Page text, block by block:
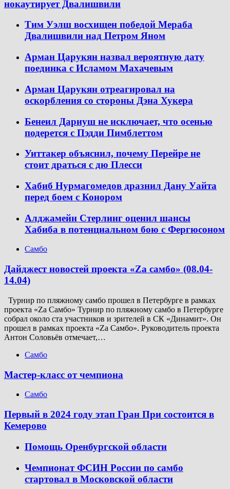
нокаутирует Двалишвили
Тим Уэлш восхищен победой Мераба
Двалишвили над Петром Яном
Арман Царукян назвал вероятную дату
поединка с Исламом Махачевым
Арман Царукян отреагировал на
оскорбления со стороны Дэна Хукера
Бенеил Дариуш не исключает, что осенью
подерется с Пэдди Пимблеттом
Уиттакер объяснил, почему Перейре не
стоит драться с дю Плесси
Хабиб Нурмагомедов дразнил Дану Уайта
перед боем с Конором
Алджамейн Стерлинг оценил шансы
Хабиба в потенциальном бою с Фергюсоном
Самбо
Дайджест новостей проекта «Zа самбо» (08.04-
14.04)
Турнир по пляжному самбо прошел в Петербурге в рамках
проекта «Za Самбо» Турнир по пляжному самбо в Петербурге
собрал около ста участников и зрителей в СК «Динамит». Он
прошел в рамках проекта «Za Самбо». Руководитель проекта
Антон Соловьёв отмечает,…
Самбо
Мастер-класс от чемпиона
Самбо
Первый в 2024 году этап Гран При состоится в
Кемерово
Помощь Оренбургской области
Чемпионат ФСИН России по самбо
стартовал в Московской области